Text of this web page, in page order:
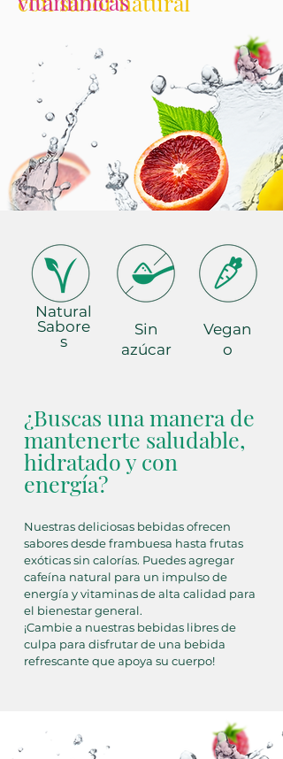
Natural
Sabore
s
Sin
azúcar
Vegan
o
¿Buscas una manera de
mantenerte saludable,
hidratado y con
energía?
Nuestras deliciosas bebidas ofrecen
sabores desde frambuesa hasta frutas
exóticas sin calorías. Puedes agregar
cafeína natural para un impulso de
energía y vitaminas de alta calidad para
el bienestar general.
¡Cambie a nuestras bebidas libres de
culpa para disfrutar de una bebida
refrescante que apoya su cuerpo!